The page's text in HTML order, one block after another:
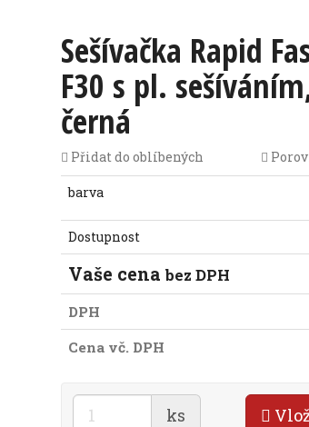
Sešívačka Rapid
F30 s pl.
černá
Přidat do oblíbených
barva
Dostupnost
Vaše cenabez DPH
DPH
Cena vč. DPH
ks